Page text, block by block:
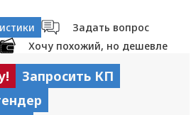
Задать вопрос
Хочу похожий, но дешевле
Запросить КП